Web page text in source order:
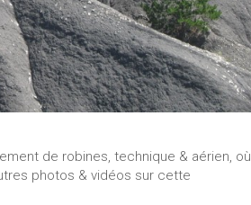
de robines, technique & aérien, où
photos & vidéos sur cette